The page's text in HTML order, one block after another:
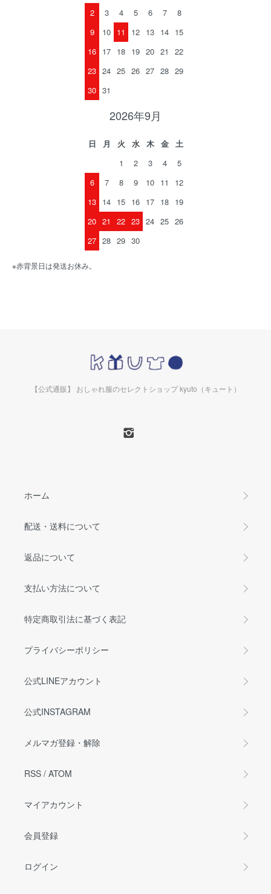
2
3 4 5 6 7
8
9
10 11 12 13 14 15
16 17 18 19 20 21
22
23 24 25 26 27 28 29
30 31
2026年9月
日 月 火 水 木 金
土
1
2 3 4
5
6
7 8 9 10 11
12
13 14 15 16 17 18 19
20 21 22 23 24 25 26
27 28 29 30
※赤背景日は発送お休み。
【公式通販】 おしゃれ服のセレクトショップ kyuto（キュート）
ホーム
配送・送料について
返品について
支払い方法について
特定商取引法に基づく表記
プライバシーポリシー
公式LINEアカウント
公式INSTAGRAM
メルマガ登録・解除
RSS / ATOM
マイアカウント
会員登録
ログイン